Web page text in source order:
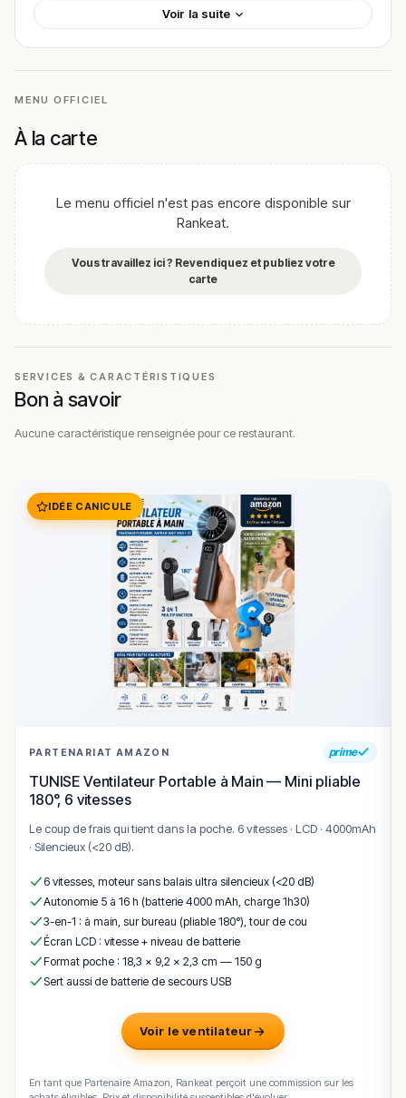
incomparable. Chaque bouchée est un voyage au cœur
des traditions de La Réunion, préparée avec des
ingrédients de qualité irréprochable.
explorez les avis des clients séduits par l’ambiance
incontournable pour vivre une expérience
gastronomique inoubliable à Saint-Paul.
validation humaine.
Cette description peut contenir des erreurs, n'hésitez pas à
établissement
Voir la suite
MENU OFFICIEL
À la carte
Le menu officiel n'est pas encore disponible sur
Rankeat.
Vous travaillez ici ? Revendiquez et publiez votre
carte
SERVICES & CARACTÉRISTIQUES
Bon à savoir
Aucune caractéristique renseignée pour ce restaurant.
IDÉE CANICULE
PARTENARIAT AMAZON prime
TUNISE Ventilateur Portable à Main — Mini pliable
180°, 6 vitesses
Le coup de frais qui tient dans la poche. 6 vitesses · LCD · 4000mAh
· Silencieux (<20 dB).
6 vitesses, moteur sans balais ultra silencieux (<20 dB)
Autonomie 5 à 16 h (batterie 4000 mAh, charge 1h30)
3-en-1 : à main, sur bureau (pliable 180°), tour de cou
Écran LCD : vitesse + niveau de batterie
Format poche : 18,3 × 9,2 × 2,3 cm — 150 g
Sert aussi de batterie de secours USB
Voir le ventilateur
En tant que Partenaire Amazon, Rankeat perçoit une commission sur les